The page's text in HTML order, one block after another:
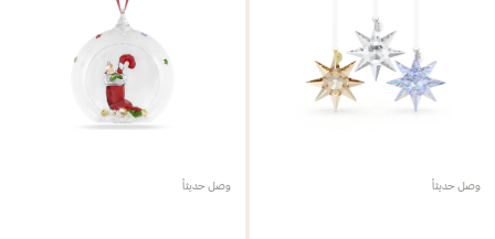
وصل حديثاً وصل حديثاً